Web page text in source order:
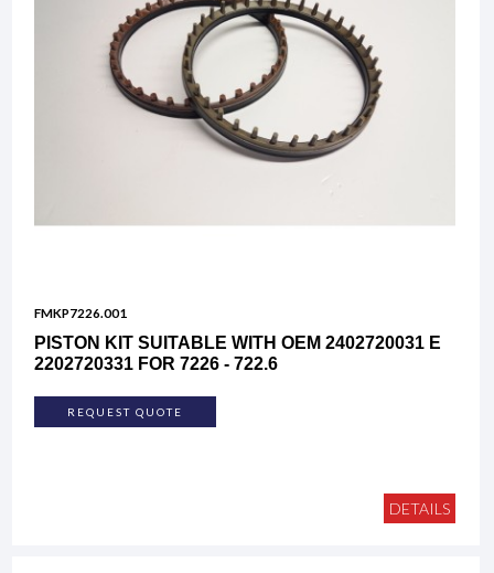
FMKP7226.001
PISTON KIT SUITABLE WITH OEM 2402720031 E
2202720331 FOR 7226 - 722.6
REQUEST QUOTE
DETAILS